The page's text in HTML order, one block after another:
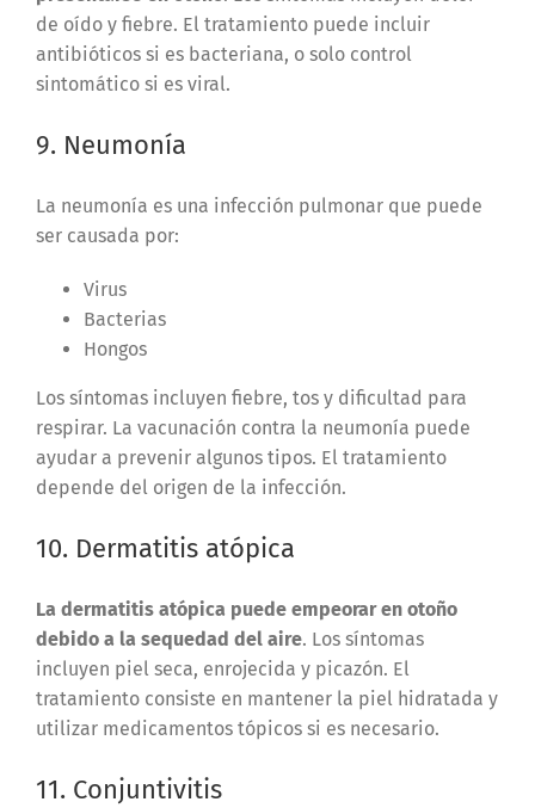
de oído y fiebre. El tratamiento puede incluir
antibióticos si es bacteriana, o solo control
sintomático si es viral.
9. Neumonía
La neumonía es una infección pulmonar que puede
ser causada por:
Virus
Bacterias
Hongos
Los síntomas incluyen fiebre, tos y dificultad para
respirar. La vacunación contra la neumonía puede
ayudar a prevenir algunos tipos. El tratamiento
depende del origen de la infección.
10. Dermatitis atópica
La dermatitis atópica puede empeorar en otoño
debido a la sequedad del aire. Los síntomas
incluyen piel seca, enrojecida y picazón. El
tratamiento consiste en mantener la piel hidratada y
utilizar medicamentos tópicos si es necesario.
11. Conjuntivitis